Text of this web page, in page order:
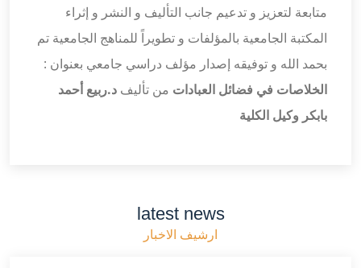
متابعة لتعزيز و تدعيم جانب التأليف و النشر و إثراء
المكتبة الجامعية بالمؤلفات و تطويراً للمناهج الجامعية تم
بحمد الله و توفيقه إصدار مؤلف دراسي جامعي بعنوان :
الخلاصات في فضائل العبادات من تأليف د.ربيع أحمد
بابكر وكيل الكلية
latest news
ارشيف الاخبار